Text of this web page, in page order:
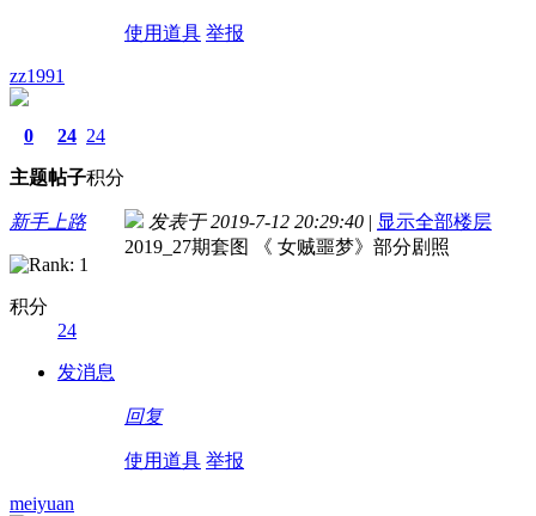
使用道具 举报
zz1991
0
主题
24
帖子
24
积分
新手上路
积分
24
发消息
发表于 2019-7-12 20:29:40 | 显示全部楼层
2019_27期套图 《 女贼噩梦》部分剧照
回复
使用道具 举报
meiyuan